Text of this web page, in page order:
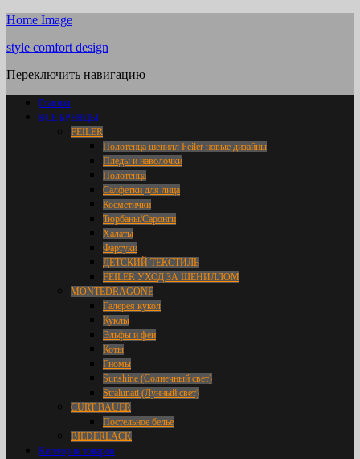
Home Image
style comfort design
Переключить навигацию
Главная
ВСЕ БРЕНДЫ
FEILER
Полотенца шенилл Feiler новые дизайны
Пледы и наволочки
Полотенца
Салфетки для лица
Косметички
Тюрбаны/Саронги
Халаты
Фартуки
ДЕТСКИЙ ТЕКСТИЛЬ
FEILER УХОД ЗА ШЕНИЛЛОМ
MONTEDRAGONE
Галерея кукол
Куклы
Эльфы и феи
Коты
Гномы
Sunshine (Солнечный свет)
Stralunati (Лунный свет)
CURT BAUER
Постельное белье
BIEDERLACK
Категории товаров